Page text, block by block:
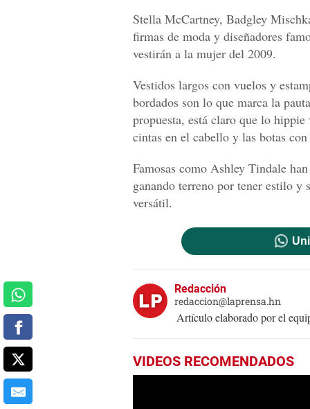
Stella McCartney, Badgley
firmas de moda y diseñadores
vestirán a la mujer del 2009.
Vestidos largos con vuelos y
bordados son lo que marca la
propuesta, está claro que lo
cintas en el cabello y las botas con
Famosas como Ashley Tindale
ganando terreno por tener estilo y
versátil.
Redacción
redaccion@laprensa.hn
Artículo elaborado por el
VIDEOS RECOMENDADOS